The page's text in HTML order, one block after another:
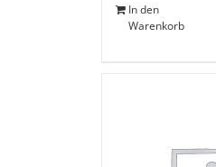
In den
Warenkorb